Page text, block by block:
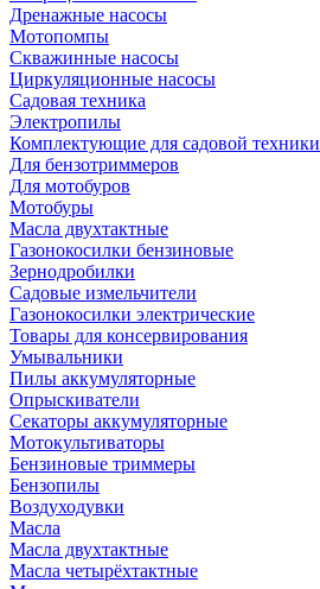
Дренажные насосы
Мотопомпы
Скважинные насосы
Циркуляционные насосы
Садовая техника
Электропилы
Комплектующие для садовой техники
Для бензотриммеров
Для мотобуров
Мотобуры
Масла двухтактные
Газонокосилки бензиновые
Зернодробилки
Садовые измельчители
Газонокосилки электрические
Товары для консервирования
Умывальники
Пилы аккумуляторные
Опрыскиватели
Секаторы аккумуляторные
Мотокультиваторы
Бензиновые триммеры
Бензопилы
Воздуходувки
Масла
Масла двухтактные
Масла четырёхтактные